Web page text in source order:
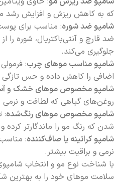
که به کاهش ریزش و افزایش رشد
شامپو ضد شوره: مناسب برای
ضد قارچ و آنتی‌باکتریال، شوره را
جلوگیری می‌کند.
شامپو مناسب موهای چرب:
اضافی را کاهش داده و حس تازگی
شامپو مخصوص موهای خشک و
روغن‌های گیاهی که لطافت و نرمی
شامپو مخصوص موهای رنگ‌شده:
شدن که رنگ مو را ماندگارتر کرده
شامپو کراتینه یا صاف‌کننده: مناسب
نرمی و براقیت بیشتر.
با شناخت نوع مو و انتخاب
سلامت موهای خود را به بهترین